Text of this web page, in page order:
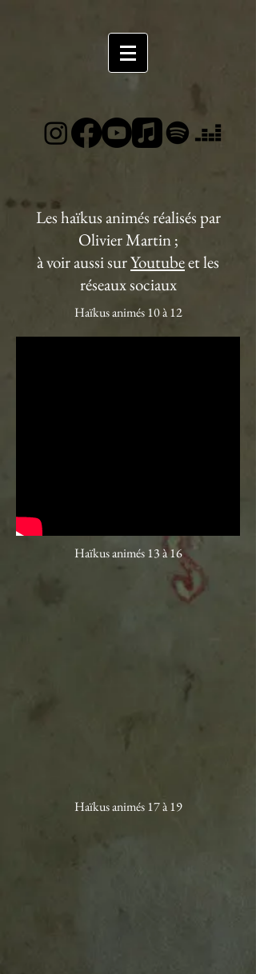
Les haïkus animés réalisés par
Olivier Martin ;
à voir aussi surYoutubeet les
réseaux sociaux
Haïkus animés 10 à 12
Haïkus animés 13 à 16
Haïkus animés 17 à 19